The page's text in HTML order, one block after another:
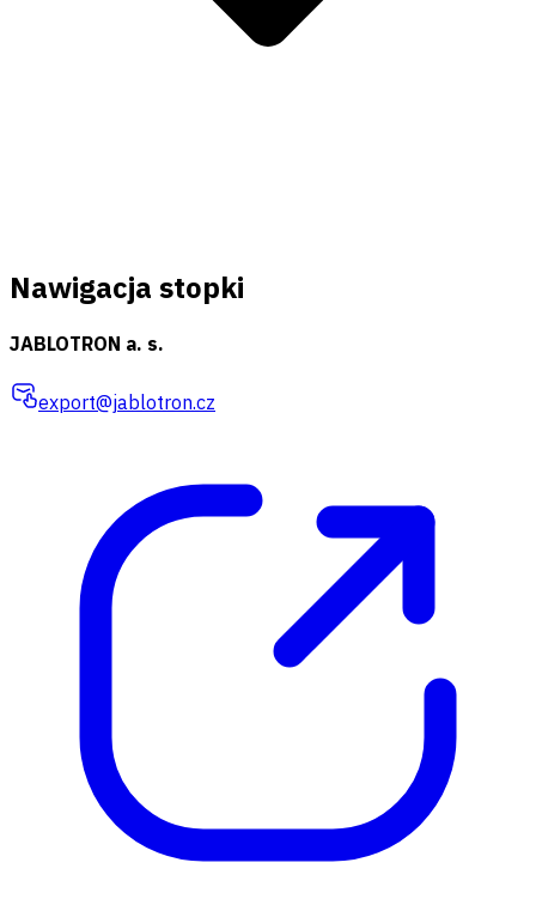
Nawigacja stopki
JABLOTRON a. s.
export@jablotron.cz